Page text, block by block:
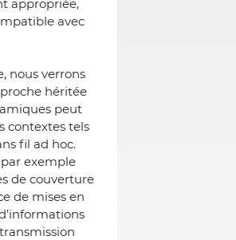
appropriée,
avec
nous verrons
héritée
peut
contextes tels
fil ad hoc.
exemple
de couverture
de mises en